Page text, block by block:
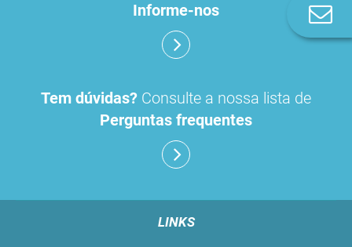
Informe-nos
Tem dúvidas? Consulte a nossa lista de
Perguntas frequentes
LINKS